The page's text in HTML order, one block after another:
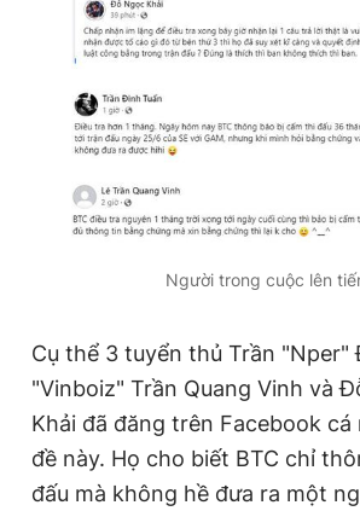
Người trong cuộc lên
Cụ thể 3 tuyển thủ Trần "Nper"
"Vinboiz" Trần Quang Vinh và
Khải đã đăng trên Facebook cá
đề này. Họ cho biết BTC chỉ
đấu mà không hề đưa ra một